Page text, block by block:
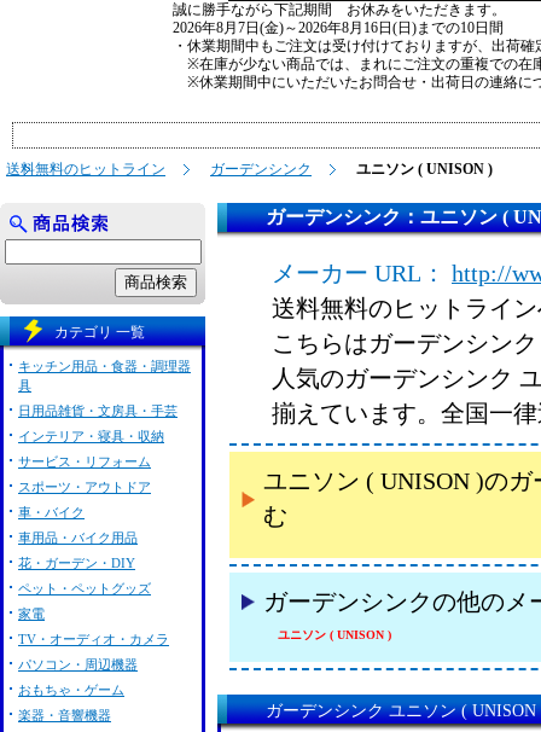
誠に勝手ながら下記期間 お休みをいただきます。
2026年8月7日(金)～2026年8月16日(日)までの10日間
・休業期間中もご注文は受け付けておりますが、出荷
※在庫が少ない商品では、まれにご注文の重複での在
※休業期間中にいただいたお問合せ・出荷日の連絡に
送料無料のヒットライン ガーデンシンク ユニソン ( UNISON )
ガーデンシンク：ユニソン (
メーカー URL：
http://
送料無料のヒットライ
こちらはガーデンシン
人気のガーデンシンク
揃えています。全国一
ユニソン ( UNISON )の
む
ガーデンシンクの他のメ
ユニソン ( UNISON )
ガーデンシンク ユニソン (
カテゴリ 一覧
キッチン用品・食器・調理器
具
日用品雑貨・文房具・手芸
インテリア・寝具・収納
サービス・リフォーム
スポーツ・アウトドア
車・バイク
車用品・バイク用品
花・ガーデン・DIY
ペット・ペットグッズ
家電
TV・オーディオ・カメラ
パソコン・周辺機器
おもちゃ・ゲーム
楽器・音響機器